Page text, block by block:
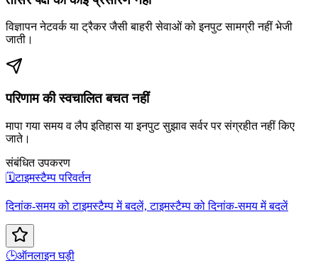
विज्ञापन नेटवर्क या ट्रैकर जैसी बाहरी सेवाओं को इनपुट सामग्री नहीं भेजी
जाती।
परिणाम की स्वचालित बचत नहीं
मापा गया समय व लैप इतिहास या इनपुट सुझाव सर्वर पर संग्रहीत नहीं किए
जाते।
संबंधित उपकरण
🗓️टाइमस्टैम्प परिवर्तन
दिनांक-समय को टाइमस्टैम्प में बदलें, टाइमस्टैम्प को दिनांक-समय में बदलें
🕒ऑनलाइन घड़ी